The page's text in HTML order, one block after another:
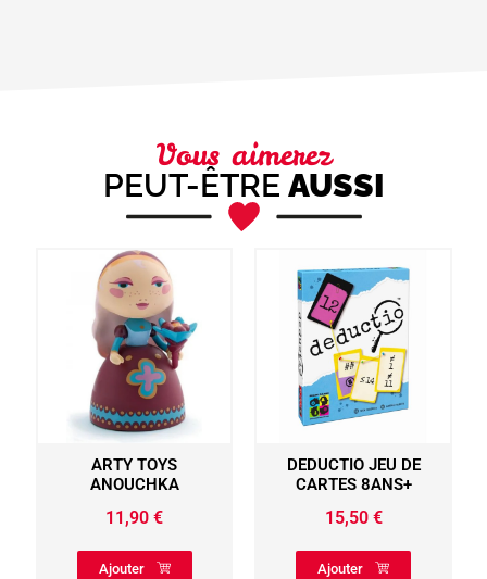
Vous aimerez
PEUT-ÊTRE AUSSI
ARTY TOYS
ANOUCHKA
11,90 €
Ajouter
DEDUCTIO JEU DE
CARTES 8ANS+
15,50 €
Ajouter